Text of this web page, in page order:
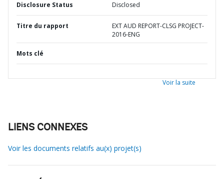
Disclosure Status Disclosed
Titre du rapport
EXT AUD REPORT-CLSG PROJECT-
2016-ENG
Mots clé
Voir la suite
LIENS CONNEXES
Voir les documents relatifs au(x) projet(s)